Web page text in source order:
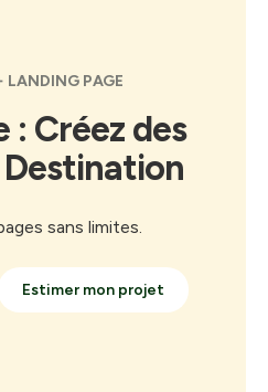
LANDING PAGE
: Créez des
Destination
sans limites.
Estimer mon projet